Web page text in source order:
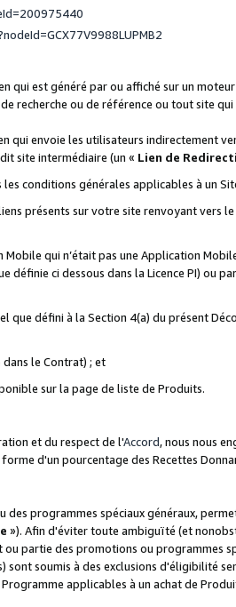
est généré par ou affiché sur un
recherche ou de référence ou tout site
envoie les utilisateurs indirectement
site intermédiaire (un « Lien de
conditions générales applicables à un
présents sur votre site renvoyant vers
qui n’était pas une Application
définie ci dessous dans la Licence PI) ou
défini à la Section 4(a) du présent
le Contrat) ; et
sur la page de liste de Produits.
et du respect de l'Accord, nous nous
d'un pourcentage des Recettes
programmes spéciaux généraux,
»). Afin d'éviter toute ambiguïté (et
partie des promotions ou programmes
soumis à des exclusions d'éligibilité
applicables à un achat de